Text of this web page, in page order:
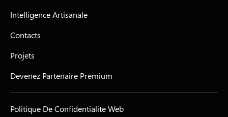
Intelligence Artisanale
Contacts
Projets
Devenez Partenaire Premium
Politique De Confidentialite Web